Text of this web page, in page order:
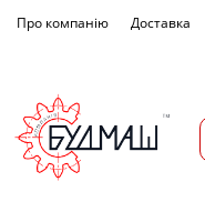
Про компанію Доставка